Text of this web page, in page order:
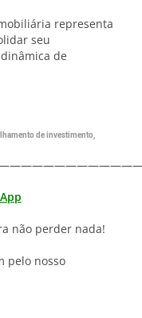
representa
seu
de
de investimento,
não perder nada!
pelo nosso